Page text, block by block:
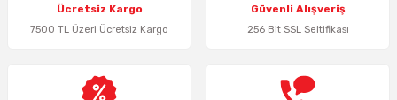
Ürün açıklamasında eksik bilgiler bulunuyor.
Ürün bilgilerinde hatalar bulunuyor.
Bu ürüne benzer farklı alternatifler olmalı.
Ücretsiz Kargo
7500 TL Üzeri Ücretsiz Kargo
Güvenli Alışveriş
256 Bit SSL Seltifikası